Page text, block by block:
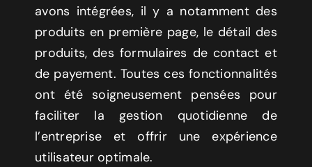
avons intégrées, il y a notamment des
produits en première page, le détail des
produits, des formulaires de contact et
de payement. Toutes ces fonctionnalités
ont été soigneusement pensées pour
faciliter la gestion quotidienne de
l’entreprise et offrir une expérience
utilisateur optimale.